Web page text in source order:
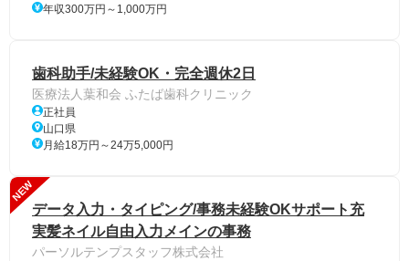
年収300万円～1,000万円
歯科助手/未経験OK・完全週休2日
医療法人葉和会 ふたば歯科クリニック
正社員
山口県
月給18万円～24万5,000円
NEW
データ入力・タイピング/事務未経験OKサポート充
実髪ネイル自由入力メインの事務
パーソルテンプスタッフ株式会社